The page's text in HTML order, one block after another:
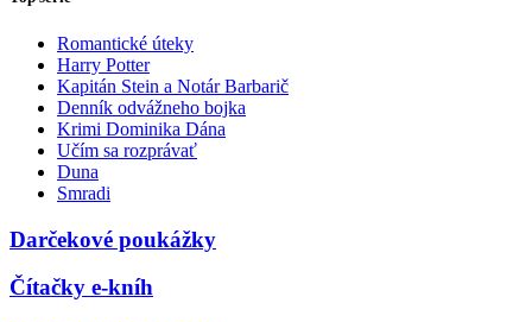
Romantické úteky
Harry Potter
Kapitán Stein a Notár Barbarič
Denník odvážneho bojka
Krimi Dominika Dána
Učím sa rozprávať
Duna
Smradi
Darčekové poukážky
Čítačky e-kníh